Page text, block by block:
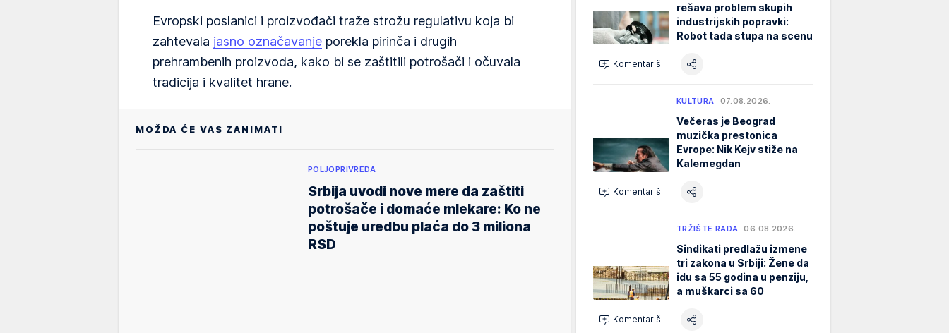
Evropski poslanici i proizvođači traže strožu regulativu koja bi
zahtevala jasno označavanje porekla pirinča i drugih
prehrambenih proizvoda, kako bi se zaštitili potrošači i očuvala
tradicija i kvalitet hrane.
MOŽDA ĆE VAS ZANIMATI
POLJOPRIVREDA
Srbija uvodi nove mere da zaštiti
potrošače i domaće mlekare: Ko ne
poštuje uredbu plaća do 3 miliona
RSD
rešava problem skupih
industrijskih popravki:
Robot tada stupa na scenu
Komentariši
KULTURA 07.08.2026.
Večeras je Beograd
muzička prestonica
Evrope: Nik Kejv stiže na
Kalemegdan
Komentariši
TRŽIŠTE RADA 06.08.2026.
Sindikati predlažu izmene
tri zakona u Srbiji: Žene da
idu sa 55 godina u penziju,
a muškarci sa 60
Komentariši